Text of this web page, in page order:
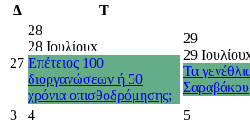
Δ Τ
27
28
28 Ιουλίουx
Επέτειος 100
διοργανώσεων ή 50
χρόνια οπισθοδρόμησης;
29
29 Ιουλίου
Τα
Σαραβάκου
3 4 5